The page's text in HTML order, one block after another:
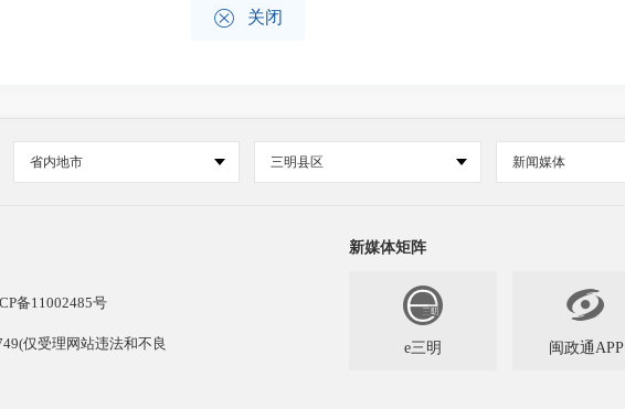
 关闭
省内地市 三明县区 新闻媒体
备11002485号
仅受理网站违法和不良
新媒体矩阵
e三明

闽政通APP